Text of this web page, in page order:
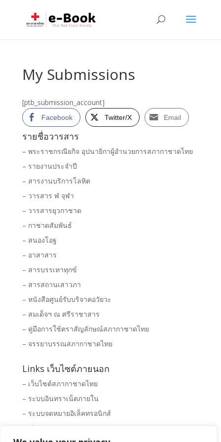
My Submissions
[ptb_submission_account]
Facebook Twitter/X Email
รายชื่อวารสาร
– พระราชกรณียกิจ อุปนายิกาผู้อำนวยการสภากาชาดไทย
– รายงานประจำปี
– สารงานบริการโลหิต
– วารสาร ฬ จุฬา
– วารสารยุวกาชาด
– กาชาดสัมพันธ์
– สนองโอฐ
– อาสาสาร
– สารบรรเทาทุกข์
– สารสถานเสาวภา
– หนังสือศูนย์รับบริจาคอวัยวะ
– สมเด็จฯ ณ ศรีราชาสาร
– คู่มือการใช้ตราสัญลักษณ์สภากาชาดไทย
– จรรยาบรรณสภากาชาดไทย
Links เว็บไซต์ภายนอก
– เว็บไซต์สภากาชาดไทย
– ระบบอินทราเน็ตภายใน
– ระบบจดหมายอิเล็คทรอนิกส์
– Clipping News